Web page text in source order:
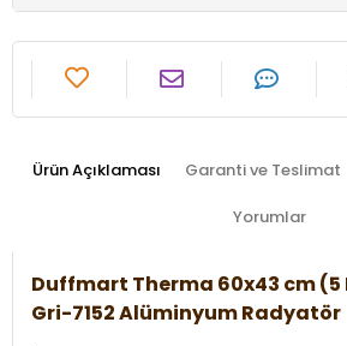
Ürün Açıklaması Garanti ve Teslimat
Yorumlar
Duffmart Therma 60x43 cm
Gri-7152 Alüminyum Radyatör